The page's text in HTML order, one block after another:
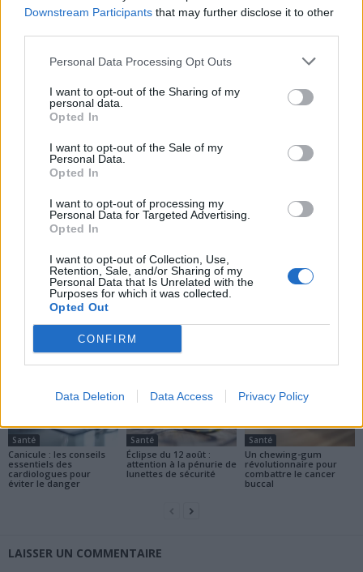
Downstream Participants that may further disclose it to other
Personal Data Processing Opt Outs
I want to opt-out of the Sharing of my
personal data.
Opted In
I want to opt-out of the Sale of my
Personal Data.
Opted In
I want to opt-out of processing my
Personal Data for Targeted Advertising.
Opted In
I want to opt-out of Collection, Use,
Retention, Sale, and/or Sharing of my
Personal Data that Is Unrelated with the
Purposes for which it was collected.
Opted Out
CONFIRM
Data Deletion Data Access Privacy Policy
Article précédent
Ces organes vieillissent
plus vite que vous le
pensez découvrez-les
Article suivant
coiffeur peut sauver votre
news
ARTICLES CONNEXES
Santé
Canicule : les conseils
essentiels des
cardiologues pour
éviter le danger
Santé
Éclipse du 12 août :
attention à la pénurie de
lunettes de sécurité
Santé
Un chewing-gum
révolutionnaire pour
combattre le cancer
buccal
LAISSER UN COMMENTAIRE